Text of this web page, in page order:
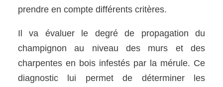
prendre en compte différents critères.
Il va évaluer le degré de propagation du
champignon au niveau des murs et des
charpentes en bois infestés par la mérule. Ce
diagnostic lui permet de déterminer les